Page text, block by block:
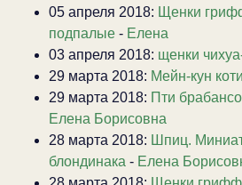
05 апреля 2018: Щенки
подпалые - Елена
03 апреля 2018: щенки
29 марта 2018: Мейн-кун
29 марта 2018: Пти
Елена Борисовна
28 марта 2018: Шпиц.
блондинака - Елена